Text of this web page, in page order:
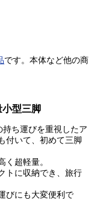
です。本体など他の商
小型三脚
持ち運びを重視したア
付いて、初めて三脚
く超軽量。
トに収納でき、旅行
びにも大変便利で